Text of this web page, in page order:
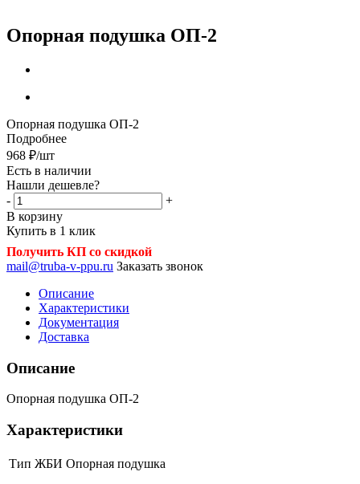
Опорная подушка ОП-2
Опорная подушка ОП-2
Подробнее
968 ₽/шт
Есть в наличии
Нашли дешевле?
-
+
В корзину
Купить в 1 клик
Получить КП со скидкой
mail@truba-v-ppu.ru Заказать звонок
Описание
Характеристики
Документация
Доставка
Описание
Опорная подушка ОП-2
Характеристики
Тип ЖБИ Опорная подушка